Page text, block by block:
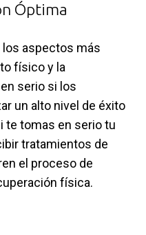
Óptima
los aspectos más
físico y la
serio si los
un alto nivel de éxito
te tomas en serio tu
tratamientos de
el proceso de
física.